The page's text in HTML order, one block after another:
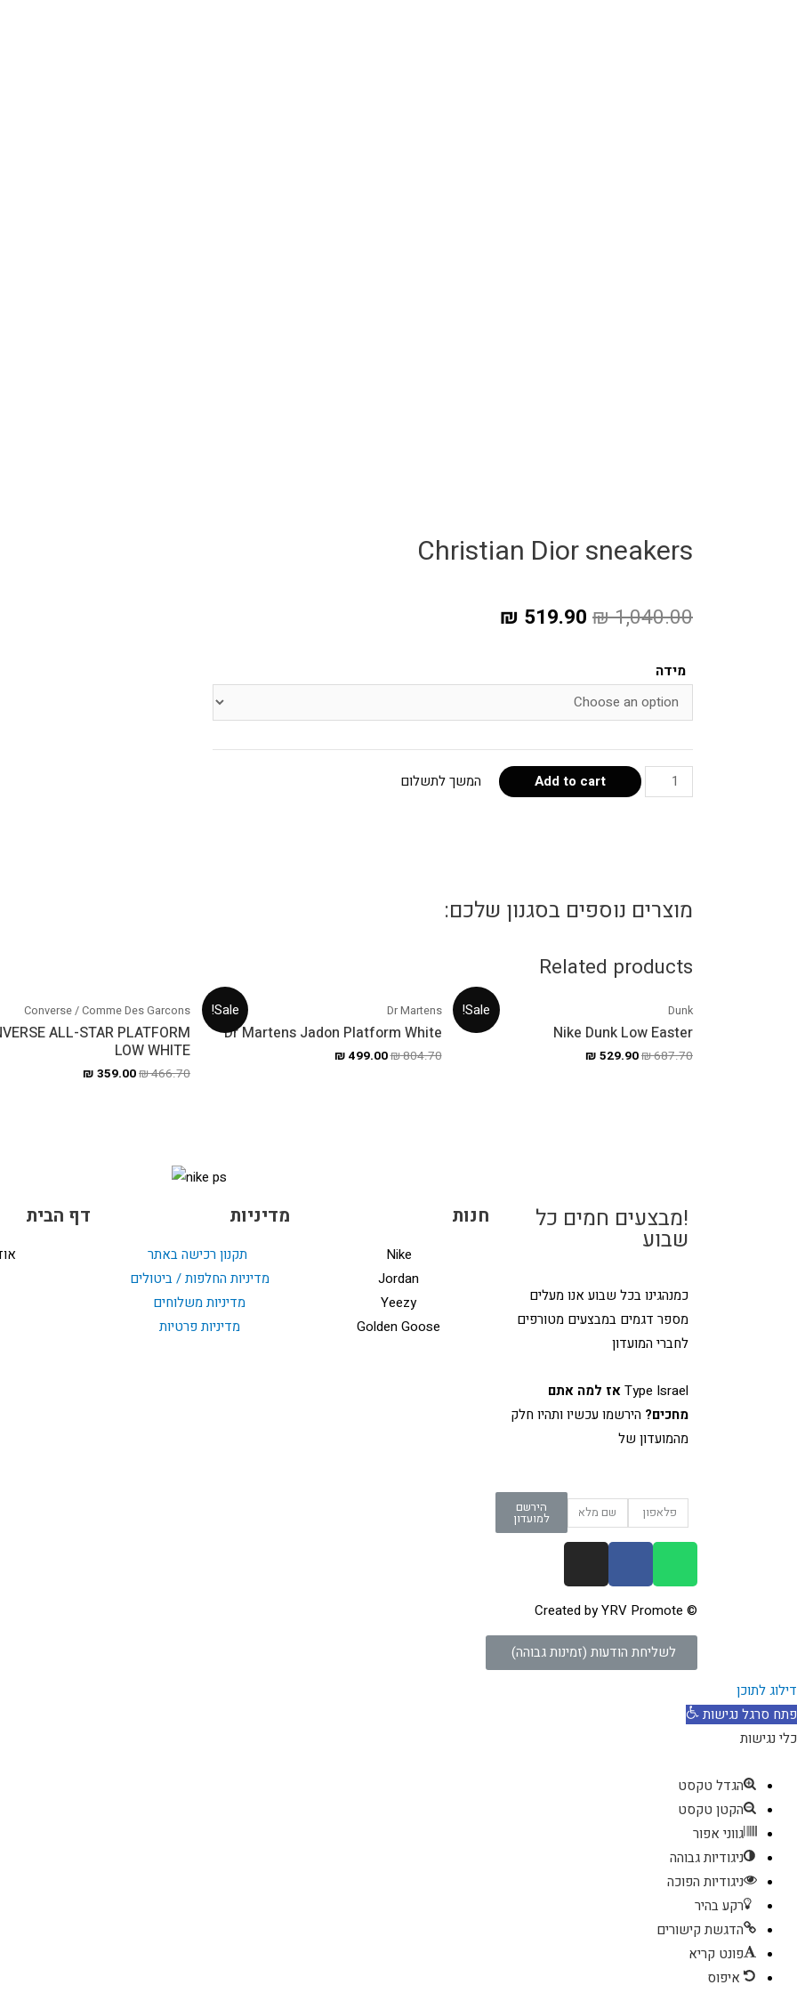
Christian Dior sneakers
₪1,040.00
₪ 519.90
מידה
Add to cart המשך לתשלום
מוצרים נוספים בסגנון שלכם:
Related products
Sale! Dunk
Nike Dunk Low Easter
₪687.70
₪ 529.90
Sale! Dr Martens
Dr Martens Jadon Platform White
₪804.70
₪ 499.00
Converse / Comme Des Garcons
ALL-STAR PLATFORM
LOW WHITE
₪466.70
₪ 359.00
!מבצעים חמים כל
שבוע
כמנהגינו בכל שבוע אנו מעלים
מספר דגמים במבצעים מטורפים
לחברי המועדון
Type Israelאז למה אתם
מחכים? הירשמו עכשיו ותהיו חלק
מהמועדון של
הירשם
למועדון
חנות
Nike
Jordan
Yeezy
Golden Goose
מדיניות
תקנון רכישה באתר
מדיניות החלפות / ביטולים
מדיניות משלוחים
מדיניות פרטיות
דף הבית
© Created by YRV Promote
לשליחת הודעות (זמינות גבוהה)
דילוג לתוכן
פתח סרגל נגישות
כלי נגישות
הגדל טקסט
הקטן טקסט
גווני אפור
ניגודיות גבוהה
ניגודיות הפוכה
רקע בהיר
הדגשת קישורים
פונט קריא
איפוס